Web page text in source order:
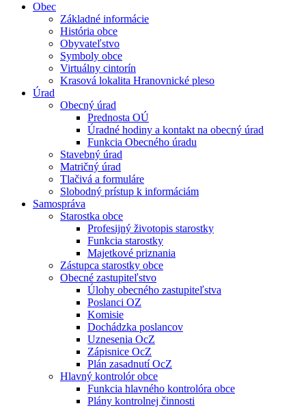
Obec
Základné informácie
História obce
Obyvateľstvo
Symboly obce
Virtuálny cintorín
Krasová lokalita Hranovnické pleso
Úrad
Obecný úrad
Prednosta OÚ
Úradné hodiny a kontakt na obecný úrad
Funkcia Obecného úradu
Stavebný úrad
Matričný úrad
Tlačivá a formuláre
Slobodný prístup k informáciám
Samospráva
Starostka obce
Profesijný životopis starostky
Funkcia starostky
Majetkové priznania
Zástupca starostky obce
Obecné zastupiteľstvo
Úlohy obecného zastupiteľstva
Poslanci OZ
Komisie
Dochádzka poslancov
Uznesenia OcZ
Zápisnice OcZ
Plán zasadnutí OcZ
Hlavný kontrolór obce
Funkcia hlavného kontrolóra obce
Plány kontrolnej činnosti